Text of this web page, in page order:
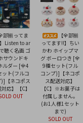
部揃ってま
Listen to ar
聴く名画 ゴ
サウンドキ
ルダー [全4
ット(フルコ
【ネコポス
応】【C】
OUT
【全部揃
ってます!!】ちい
かわ ホイップマ
グ ボーロつき [全
9種セット(フル
コンプ)]【ネコポ
ス配送対応】
【C】※お菓子は
付属しません。
(お1人様1セット
まで)
SOLD OUT